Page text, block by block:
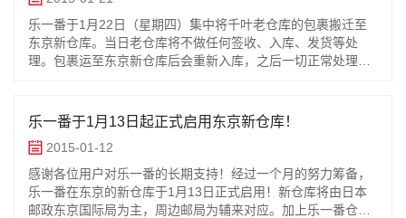
乐一番于1月22日（星期四）集中将千叶老仓库的包裹搬迁至
东京新仓库。当日老仓库将不做任何签收、入库、发货等处
理。包裹运至东京新仓库后会重新入库，之后一切正常处理，
乐一番于1月13日起正式启用东京新仓库！
2015-01-12
感谢各位用户对乐一番的长期支持！经过一个月的努力筹备，
乐一番在东京的新仓库于1月13日正式启用！新仓库将由日本
邮政东京国际局为主，周边邮局为辅来对应。加上乐一番仓库